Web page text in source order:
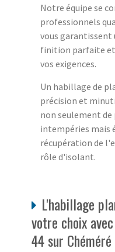
Notre équipe se
professionnels
vous garantissent
finition parfaite et
vos exigences.
Un habillage de
précision et
non seulement
intempéries mais
récupération de
rôle d'isolant.
L'habillage
votre choix
44 sur